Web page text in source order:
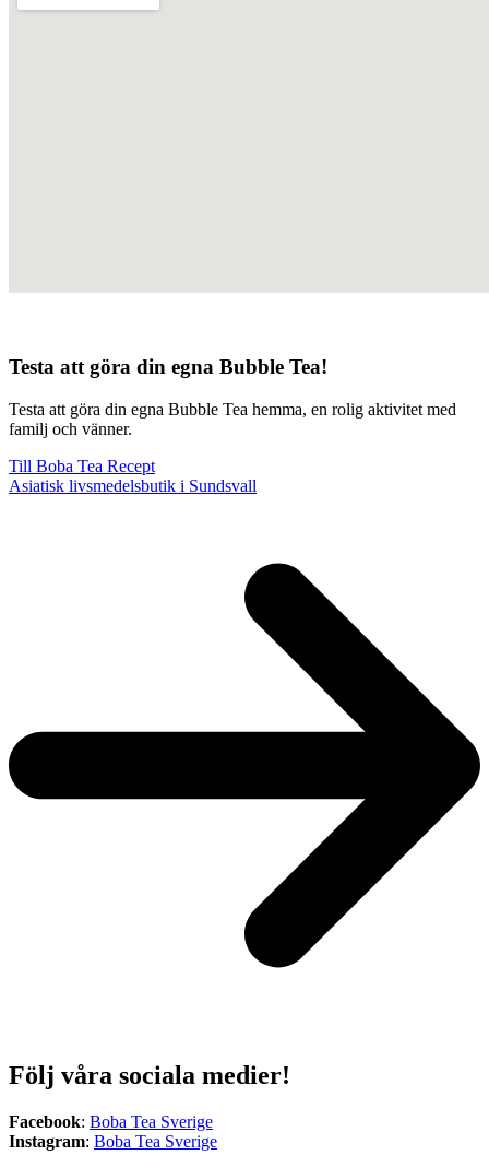
Testa att göra din egna Bubble Tea!
Testa att göra din egna Bubble Tea hemma, en rolig aktivitet med
familj och vänner.
Till Boba Tea Recept
Asiatisk livsmedelsbutik i Sundsvall
Följ våra sociala medier!
Facebook: Boba Tea Sverige
Instagram: Boba Tea Sverige